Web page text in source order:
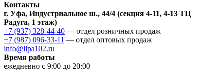
Контакты
г. Уфа, Индустриальное ш., 44/4 (секция 4-11, 4-13 ТЦ
Радуга, 1 этаж)
+7 (937) 328-44-40 — отдел розничных продаж
+7 (987) 096-33-11 — отдел оптовых продаж
info@lipa102.ru
Время работы
ежедневно с 9:00 до 20:00